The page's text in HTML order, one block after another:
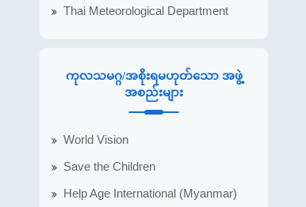
Thai Meteorological Department
ကုလသမဂ္ဂ/အစိုးရမဟုတ်သော အဖွဲ့
အစည်းများ
World Vision
Save the Children
Help Age International (Myanmar)